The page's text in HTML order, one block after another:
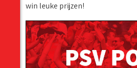
win leuke prijzen!